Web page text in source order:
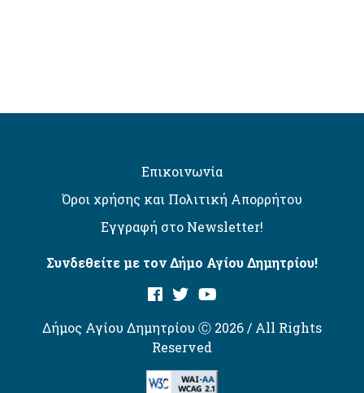
Επικοινωνία
Όροι χρήσης και Πολιτική Απορρήτου
Εγγραφή στο Newsletter!
Συνδεθείτε με τον Δήμο Αγίου Δημητρίου!
Δήμος Αγίου Δημητρίου Ⓒ 2026 / All Rights
Reserved